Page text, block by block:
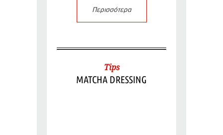
Περισσότερα
Tips
MATCHA DRESSING